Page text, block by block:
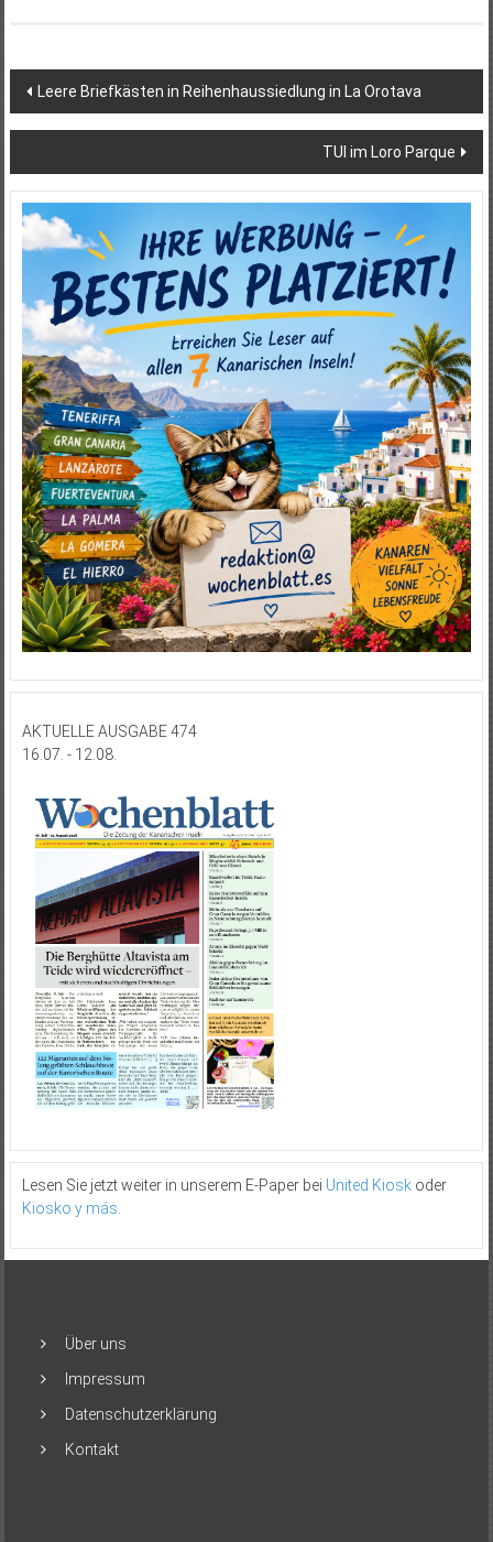
Beitragsnavigation
Leere Briefkästen in Reihenhaussiedlung in La Orotava
TUI im Loro Parque
AKTUELLE AUSGABE 474
16.07. - 12.08.
Lesen Sie jetzt weiter in unserem E-Paper bei United Kioskoder
Kiosko y más
Über uns
Impressum
Datenschutzerklärung
Kontakt